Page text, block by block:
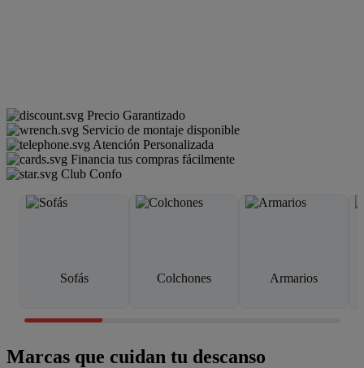
Precio Garantizado
Servicio de montaje disponible
Atención Personalizada
Financia tus compras fácilmente
Club Confo
Sofás Colchones Armarios
Marcas que cuidan tu descanso